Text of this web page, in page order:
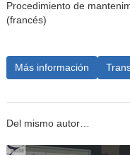
Procedimiento de
(francés)
Más información
Del mismo autor…